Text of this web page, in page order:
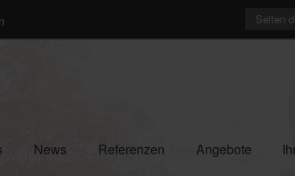
News Referenzen Angebote
IM FREIEN